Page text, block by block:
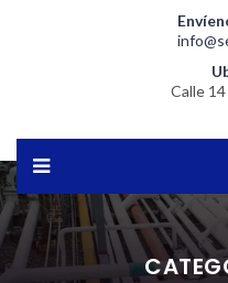
Calle